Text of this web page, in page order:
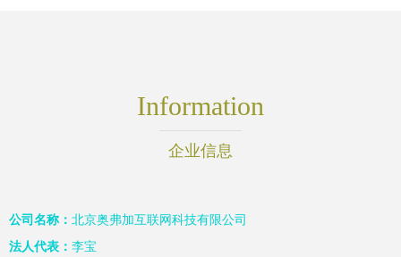
Information
企业信息
公司名称： 北京奥弗加互联网科技有限公司
法人代表： 李宝